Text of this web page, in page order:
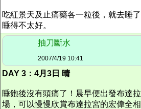
吃紅景天及止痛藥各一粒後，就去睡
睡得不太好。
抽刀斷水
2007/4/19 10:41
DAY 3：4月3日 晴
睡飽後沒有頭痛了！晨早便出發布達
場，可以慢慢欣賞布達拉宮的宏偉全